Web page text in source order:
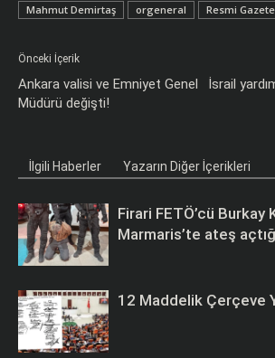
Mahmut Demirtaş
orgeneral Resmi Gazete
Önceki İçerik
Ankara valisi ve Emniyet Genel
Müdürü değişti!
İsrail
İlgili Haberler Yazarın Diğer İçerikleri
Firari FETÖ’cü Burkay
Marmaris’te ateş
12 Maddelik Çerçeve